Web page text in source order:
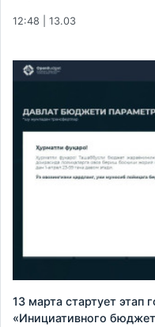
12:48 | 13.03
13 марта стартует этап
«Инициативного